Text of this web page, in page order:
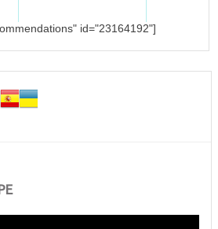
id="23164192"]